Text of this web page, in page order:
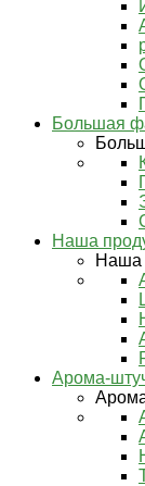
Большая
Наша
Наша
Арома-